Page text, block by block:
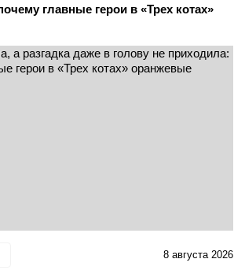
главные герои в «Трех котах»
8 августа 2026